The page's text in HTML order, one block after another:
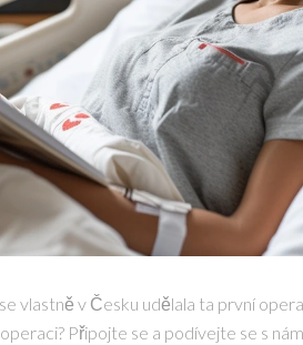
vlastně v Česku udělala ta první
Připojte se a podívejte se s